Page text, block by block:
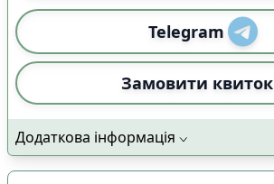
Telegram
Замовити квиток
Додаткова інформація